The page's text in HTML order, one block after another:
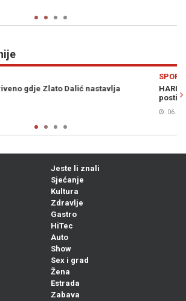
JUNAK SALZBURGA: Pogledajte kako je
za pobjedu protiv Pafosa (VIDEO)
Jeste li znali
Sjećanje
Kultura
Zdravlje
Gastro
HiTec
Auto
Show
Sex i grad
Žena
Estrada
Zabava